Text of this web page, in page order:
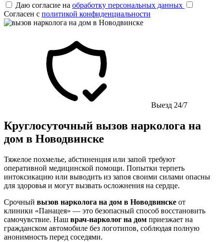
Даю согласие на обработку персональных данных
Согласен с политикой конфиденциальности
Выезд 24/7
Круглосуточный вызов нарколога на
дом в Новодвинске
Тяжелое похмелье, абстиненция или запой требуют
оперативной медицинской помощи. Попытки терпеть
интоксикацию или выводить из запоя своими силами опасны
для здоровья и могут вызвать осложнения на сердце.
Срочный вызов нарколога на дом в Новодвинске от
клиники «Панацея» — это безопасный способ восстановить
самочувствие. Наш врач-нарколог на дом приезжает на
гражданском автомобиле без логотипов, соблюдая полную
анонимность перед соседями.